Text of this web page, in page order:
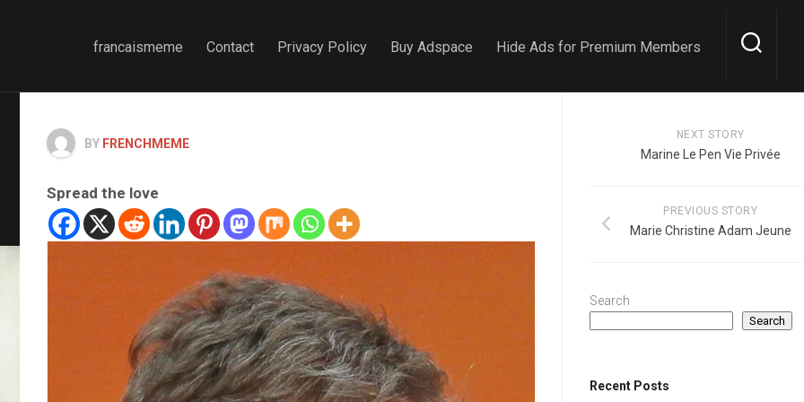
francaismeme Contact Privacy Policy Buy Adspace Hide Ads for Premium Members
BY FRENCHMEME
Spread the love
NEXT STORY
Marine Le Pen Vie Privée
PREVIOUS STORY
Marie Christine Adam Jeune
Search
Search
Recent Posts